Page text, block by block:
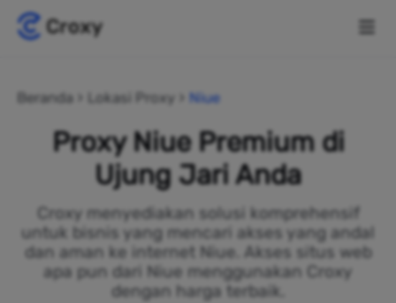
Beranda Lokasi Proxy Niue
Proxy Niue Premium di
Ujung Jari Anda
Croxy menyediakan solusi komprehensif
untuk bisnis yang mencari akses yang andal
dan aman ke internet Niue. Akses situs web
apa pun dari Niue menggunakan Croxy
dengan harga terbaik.